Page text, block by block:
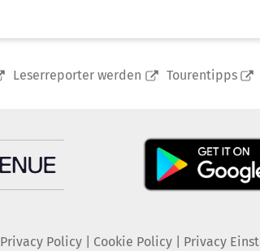
Leserreporter werden Tourentipps
Privacy Policy| Cookie Policy| Privacy